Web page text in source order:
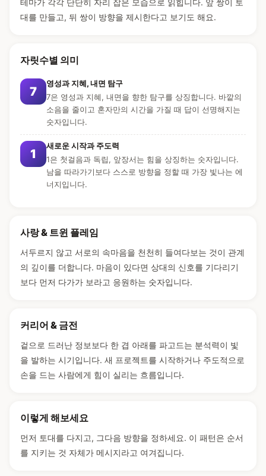
테마가 각각 단단히 자리 잡은 모습으로 읽힙니다. 앞 쌍이 토
대를 만들고, 뒤 쌍이 방향을 제시한다고 보기도 해요.
자릿수별 의미
7
영성과 지혜, 내면 탐구
7은 영성과 지혜, 내면을 향한 탐구를 상징합니다. 바깥의
소음을 줄이고 혼자만의 시간을 가질 때 답이 선명해지는
숫자입니다.
1
새로운 시작과 주도력
1은 첫걸음과 독립, 앞장서는 힘을 상징하는 숫자입니다.
남을 따라가기보다 스스로 방향을 정할 때 가장 빛나는 에
너지입니다.
사랑 & 트윈 플레임
서두르지 않고 서로의 속마음을 천천히 들여다보는 것이 관계
의 깊이를 더합니다. 마음이 있다면 상대의 신호를 기다리기
보다 먼저 다가가 보라고 응원하는 숫자입니다.
커리어 & 금전
겉으로 드러난 정보보다 한 겹 아래를 파고드는 분석력이 빛
을 발하는 시기입니다. 새 프로젝트를 시작하거나 주도적으로
손을 드는 사람에게 힘이 실리는 흐름입니다.
이렇게 해보세요
먼저 토대를 다지고, 그다음 방향을 정하세요. 이 패턴은 순서
를 지키는 것 자체가 메시지라고 여겨집니다.